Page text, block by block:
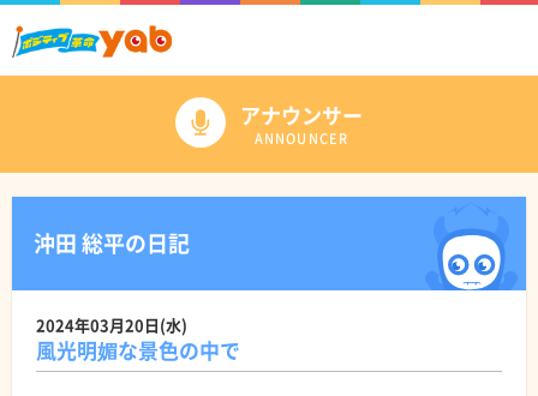
アナウンサー
ANNOUNCER
沖田 総平の日記
2024年03月20日(水)
風光明媚な景色の中で